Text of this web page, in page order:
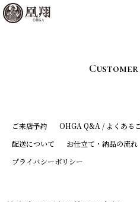
内
容
ご来店予約 OHGA Q&A / よくある
配送について
お仕立て・納品の流れ
プライバシーポリシー